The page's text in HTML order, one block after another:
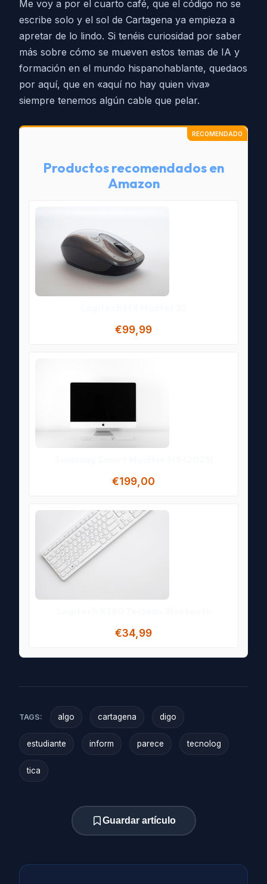
Me voy a por el cuarto café, que el código no se
escribe solo y el sol de Cartagena ya empieza a
apretar de lo lindo. Si tenéis curiosidad por saber
más sobre cómo se mueven estos temas de IA y
formación en el mundo hispanohablante, quedaos
por aquí, que en «aquí no hay quien viva»
siempre tenemos algún cable que pelar.
Productos recomendados en
Amazon
€99,99
€199,00
€34,99
TAGS: algo cartagena digo
estudiante inform parece tecnolog
tica
Guardar artículo